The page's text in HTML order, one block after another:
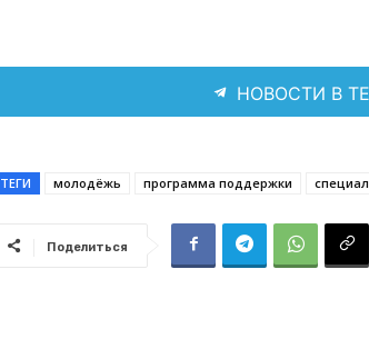
НОВОСТИ В
ТЕГИ молодёжь программа поддержки
Поделиться